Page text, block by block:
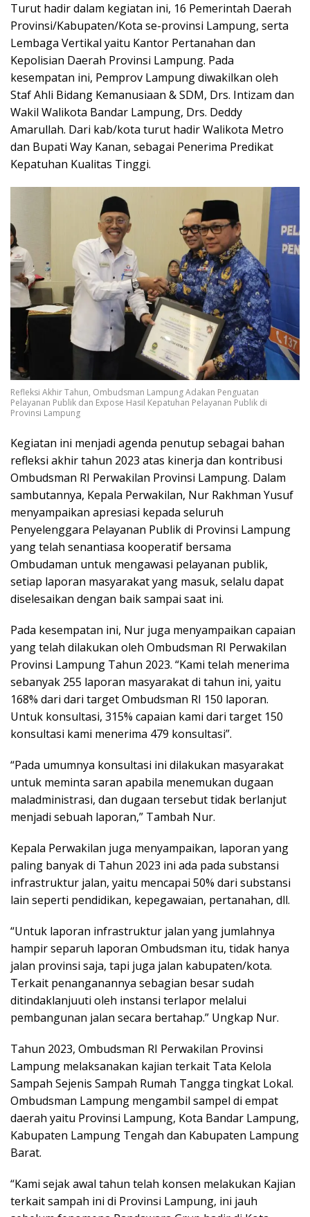
Turut hadir dalam kegiatan ini, 16 Pemerintah Daerah
Provinsi/Kabupaten/Kota se-provinsi Lampung, serta
Lembaga Vertikal yaitu Kantor Pertanahan dan
Kepolisian Daerah Provinsi Lampung. Pada
kesempatan ini, Pemprov Lampung diwakilkan oleh
Staf Ahli Bidang Kemanusiaan & SDM, Drs. Intizam dan
Wakil Walikota Bandar Lampung, Drs. Deddy
Amarullah. Dari kab/kota turut hadir Walikota Metro
dan Bupati Way Kanan, sebagai Penerima Predikat
Kepatuhan Kualitas Tinggi.
Refleksi Akhir Tahun, Ombudsman Lampung Adakan Penguatan
Pelayanan Publik dan Expose Hasil Kepatuhan Pelayanan Publik di
Provinsi Lampung
Kegiatan ini menjadi agenda penutup sebagai bahan
refleksi akhir tahun 2023 atas kinerja dan kontribusi
Ombudsman RI Perwakilan Provinsi Lampung. Dalam
sambutannya, Kepala Perwakilan, Nur Rakhman Yusuf
menyampaikan apresiasi kepada seluruh
Penyelenggara Pelayanan Publik di Provinsi Lampung
yang telah senantiasa kooperatif bersama
Ombudaman untuk mengawasi pelayanan publik,
setiap laporan masyarakat yang masuk, selalu dapat
diselesaikan dengan baik sampai saat ini.
Pada kesempatan ini, Nur juga menyampaikan capaian
yang telah dilakukan oleh Ombudsman RI Perwakilan
Provinsi Lampung Tahun 2023. “Kami telah menerima
sebanyak 255 laporan masyarakat di tahun ini, yaitu
168% dari dari target Ombudsman RI 150 laporan.
Untuk konsultasi, 315% capaian kami dari target 150
konsultasi kami menerima 479 konsultasi”.
“Pada umumnya konsultasi ini dilakukan masyarakat
untuk meminta saran apabila menemukan dugaan
maladministrasi, dan dugaan tersebut tidak berlanjut
menjadi sebuah laporan,” Tambah Nur.
Kepala Perwakilan juga menyampaikan, laporan yang
paling banyak di Tahun 2023 ini ada pada substansi
infrastruktur jalan, yaitu mencapai 50% dari substansi
lain seperti pendidikan, kepegawaian, pertanahan, dll.
“Untuk laporan infrastruktur jalan yang jumlahnya
hampir separuh laporan Ombudsman itu, tidak hanya
jalan provinsi saja, tapi juga jalan kabupaten/kota.
Terkait penanganannya sebagian besar sudah
ditindaklanjuuti oleh instansi terlapor melalui
pembangunan jalan secara bertahap.” Ungkap Nur.
Tahun 2023, Ombudsman RI Perwakilan Provinsi
Lampung melaksanakan kajian terkait Tata Kelola
Sampah Sejenis Sampah Rumah Tangga tingkat Lokal.
Ombudsman Lampung mengambil sampel di empat
daerah yaitu Provinsi Lampung, Kota Bandar Lampung,
Kabupaten Lampung Tengah dan Kabupaten Lampung
Barat.
“Kami sejak awal tahun telah konsen melakukan Kajian
terkait sampah ini di Provinsi Lampung, ini jauh